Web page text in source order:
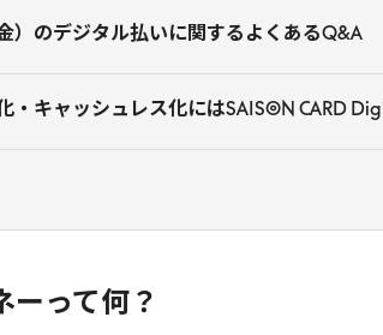
）のデジタル払いに関するよくあるQ&A
・キャッシュレス化にはSAISON CARD
ーって何？